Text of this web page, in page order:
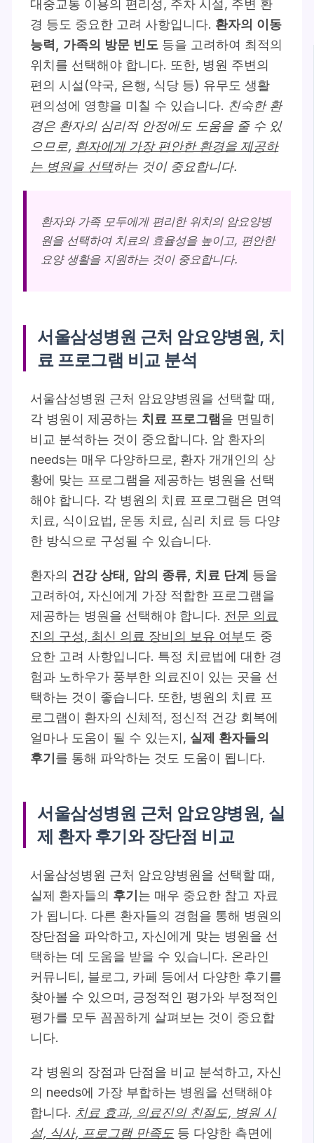
대중교통 이용의 편리성, 주차 시설, 주변 환
경 등도 중요한 고려 사항입니다. 환자의 이동
능력, 가족의 방문 빈도 등을 고려하여 최적의
위치를 선택해야 합니다. 또한, 병원 주변의
편의 시설(약국, 은행, 식당 등) 유무도 생활
편의성에 영향을 미칠 수 있습니다. 친숙한 환
경은 환자의 심리적 안정에도 도움을 줄 수 있
으므로, 환자에게 가장 편안한 환경을 제공하
는 병원을 선택하는 것이 중요합니다.
환자와 가족 모두에게 편리한 위치의 암요양병
원을 선택하여 치료의 효율성을 높이고, 편안한
요양 생활을 지원하는 것이 중요합니다.
서울삼성병원 근처 암요양병원, 치
료 프로그램 비교 분석
서울삼성병원 근처 암요양병원을 선택할 때,
각 병원이 제공하는 치료 프로그램을 면밀히
비교 분석하는 것이 중요합니다. 암 환자의
needs는 매우 다양하므로, 환자 개개인의 상
황에 맞는 프로그램을 제공하는 병원을 선택
해야 합니다. 각 병원의 치료 프로그램은 면역
치료, 식이요법, 운동 치료, 심리 치료 등 다양
한 방식으로 구성될 수 있습니다.
환자의 건강 상태, 암의 종류, 치료 단계 등을
고려하여, 자신에게 가장 적합한 프로그램을
제공하는 병원을 선택해야 합니다. 전문 의료
진의 구성, 최신 의료 장비의 보유 여부도 중
요한 고려 사항입니다. 특정 치료법에 대한 경
험과 노하우가 풍부한 의료진이 있는 곳을 선
택하는 것이 좋습니다. 또한, 병원의 치료 프
로그램이 환자의 신체적, 정신적 건강 회복에
얼마나 도움이 될 수 있는지, 실제 환자들의
후기를 통해 파악하는 것도 도움이 됩니다.
서울삼성병원 근처 암요양병원, 실
제 환자 후기와 장단점 비교
서울삼성병원 근처 암요양병원을 선택할 때,
실제 환자들의 후기는 매우 중요한 참고 자료
가 됩니다. 다른 환자들의 경험을 통해 병원의
장단점을 파악하고, 자신에게 맞는 병원을 선
택하는 데 도움을 받을 수 있습니다. 온라인
커뮤니티, 블로그, 카페 등에서 다양한 후기를
찾아볼 수 있으며, 긍정적인 평가와 부정적인
평가를 모두 꼼꼼하게 살펴보는 것이 중요합
니다.
각 병원의 장점과 단점을 비교 분석하고, 자신
의 needs에 가장 부합하는 병원을 선택해야
합니다. 치료 효과, 의료진의 친절도, 병원 시
설, 식사, 프로그램 만족도 등 다양한 측면에